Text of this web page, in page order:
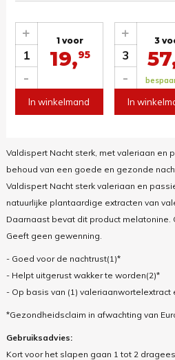
1
-
+ 1 voor
19,95
In winkelmand
3
-
+ 3
In
Valdispert Nacht sterk, met valeriaan en
behoud van een goede en gezonde
Valdispert Nacht sterk valeriaan en
natuurlijke plantaardige extracten van
Daarnaast bevat dit product melatonine.
Geeft geen gewenning.
- Goed voor de nachtrust(1)*
- Helpt uitgerust wakker te worden(2)*
- Op basis van (1) valeriaanwortelextract
*Gezondheidsclaim in afwachting van
Gebruiksadvies:
Kort voor het slapen gaan 1 tot 2